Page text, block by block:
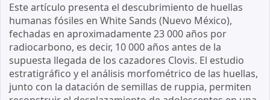
Este artículo presenta el descubrimiento de huellas
humanas fósiles en White Sands (Nuevo México),
fechadas en aproximadamente 23 000 años por
radiocarbono, es decir, 10 000 años antes de la
supuesta llegada de los cazadores Clovis. El estudio
estratigráfico y el análisis morfométrico de las huellas,
junto con la datación de semillas de ruppia, permiten